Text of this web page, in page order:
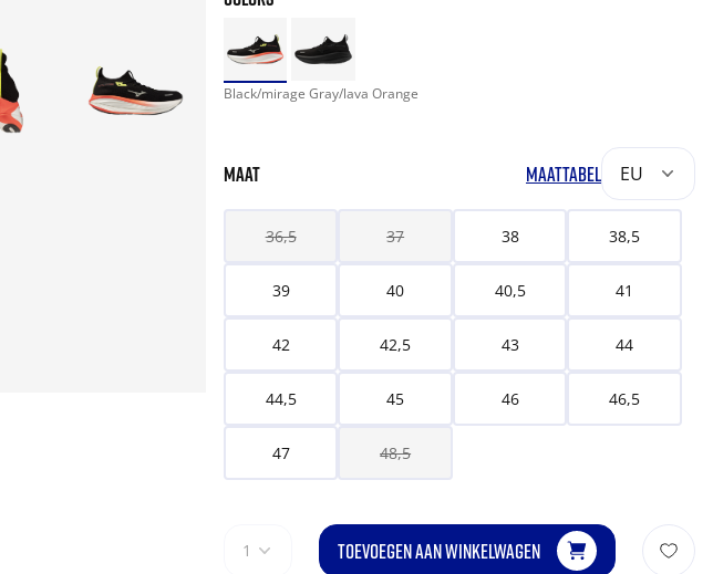
Black/mirage Gray/lava Orange
MAAT MAATTABEL EU
36,5 37 38 38,5
39 40 40,5 41
42 42,5 43 44
44,5 45 46 46,5
47 48,5
1 TOEVOEGEN AAN WINKELWAGEN